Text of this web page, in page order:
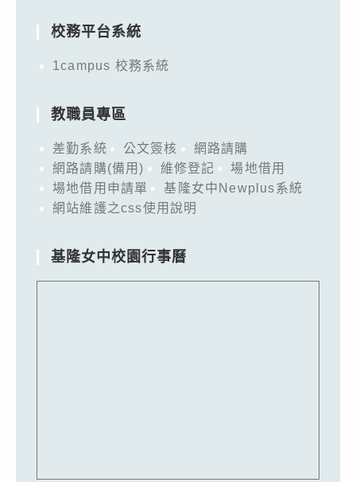
校務平台系統
1campus 校務系統
教職員專區
差勤系統 公文簽核
網路請購
網路請購(備用)
維修登記
場地借用
場地借用申請單
基隆女中Newplus系統
網站維護之css使用說明
基隆女中校園行事曆